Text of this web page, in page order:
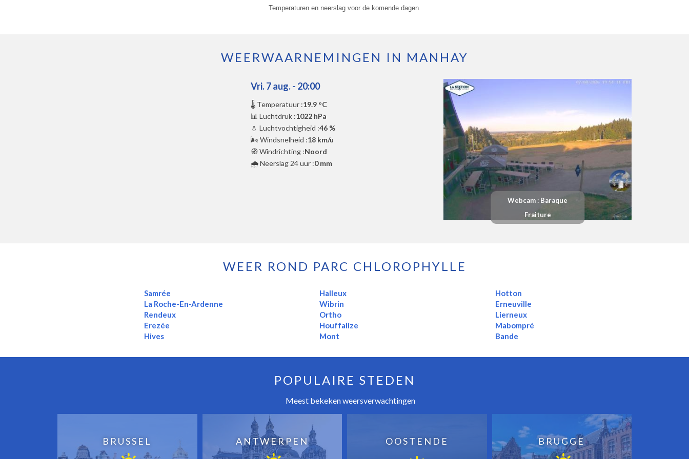
Temperaturen en neerslag voor de komende dagen.
WEERWAARNEMINGEN IN MANHAY
Vri. 7 aug. - 20:00
🌡️ Temperatuur :19.9 °C
📊 Luchtdruk :1022 hPa
💧 Luchtvochtigheid :46 %
🌬️ Windsnelheid :18 km/u
🧭 Windrichting :Noord
🌧️ Neerslag 24 uur :0 mm
Webcam : Baraque
Fraiture
WEER ROND PARC CHLOROPHYLLE
Samrée
La Roche-En-Ardenne
Rendeux
Erezée
Hives
Halleux
Wibrin
Ortho
Houffalize
Mont
Hotton
Erneuville
Lierneux
Mabompré
Bande
POPULAIRE STEDEN
Meest bekeken weersverwachtingen
BRUSSEL ANTWERPEN OOSTENDE BRUGGE